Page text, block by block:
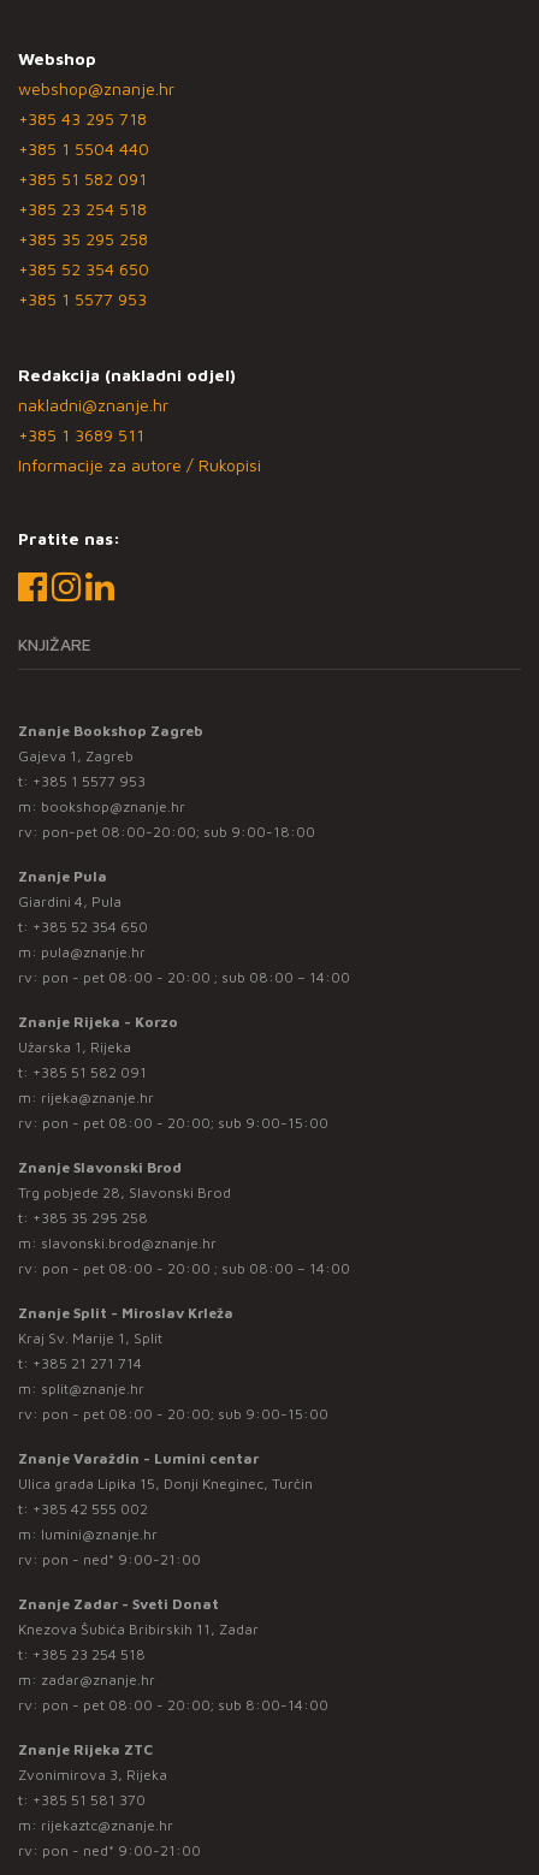
Webshop
webshop@znanje.hr
+385 43 295 718
+385 1 5504 440
+385 51 582 091
+385 23 254 518
+385 35 295 258
+385 52 354 650
+385 1 5577 953
Redakcija (nakladni odjel)
nakladni@znanje.hr
+385 1 3689 511
Informacije za autore / Rukopisi
Pratite nas:
KNJIŽARE
Znanje Bookshop Zagreb
Gajeva 1, Zagreb
t: +385 1 5577 953
m: bookshop@znanje.hr
rv: pon-pet 08:00-20:00; sub 9:00-18:00
Znanje Pula
Giardini 4, Pula
t: +385 52 354 650
m: pula@znanje.hr
rv: pon - pet 08:00 - 20:00 ; sub 08:00 – 14:00
Znanje Rijeka - Korzo
Užarska 1, Rijeka
t: +385 51 582 091
m: rijeka@znanje.hr
rv: pon - pet 08:00 - 20:00; sub 9:00-15:00
Znanje Slavonski Brod
Trg pobjede 28, Slavonski Brod
t: +385 35 295 258
m: slavonski.brod@znanje.hr
rv: pon - pet 08:00 - 20:00 ; sub 08:00 – 14:00
Znanje Split - Miroslav Krleža
Kraj Sv. Marije 1, Split
t: +385 21 271 714
m: split@znanje.hr
rv: pon - pet 08:00 - 20:00; sub 9:00-15:00
Znanje Varaždin - Lumini centar
Ulica grada Lipika 15, Donji Kneginec, Turčin
t: +385 42 555 002
m: lumini@znanje.hr
rv: pon - ned* 9:00-21:00
Znanje Zadar - Sveti Donat
Knezova Šubića Bribirskih 11, Zadar
t: +385 23 254 518
m: zadar@znanje.hr
rv: pon - pet 08:00 - 20:00; sub 8:00-14:00
Znanje Rijeka ZTC
Zvonimirova 3, Rijeka
t: +385 51 581 370
m: rijekaztc@znanje.hr
rv: pon - ned* 9:00-21:00